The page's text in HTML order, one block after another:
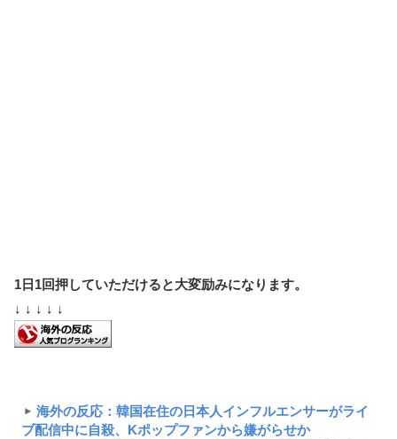
1日1回押していただけると大変励みになります。
↓ ↓ ↓ ↓ ↓
海外の反応：韓国在住の日本人インフルエンサーがライ
ブ配信中に自殺、Kポップファンから嫌がらせか